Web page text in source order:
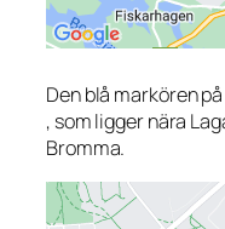
Den blå markören
, som ligger nära
Bromma.